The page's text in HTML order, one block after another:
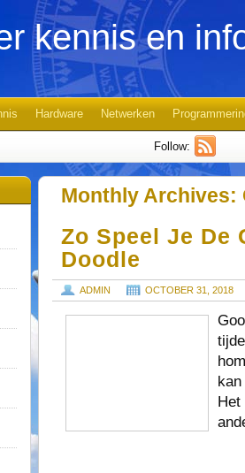
kennis en
Hardware Netwerken
Follow:
Monthly Archives:
Zo Speel Je De
Doodle
ADMIN OCTOBER 31, 2018
Het